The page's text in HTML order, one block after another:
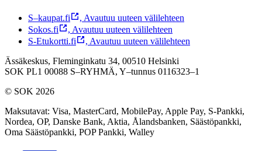
S–kaupat.fi , Avautuu uuteen välilehteen
Sokos.fi
, Avautuu uuteen välilehteen
S-Etukortti.fi
, Avautuu uuteen välilehteen
Ässäkeskus, Fleminginkatu 34, 00510 Helsinki
SOK PL1 00088 S–RYHMÄ, Y–tunnus 0116323–1
© SOK 2026
Maksutavat: Visa, MasterCard, MobilePay, Apple Pay, S-Pankki,
Nordea, OP, Danske Bank, Aktia, Ålandsbanken, Säästöpankki,
Oma Säästöpankki, POP Pankki, Walley